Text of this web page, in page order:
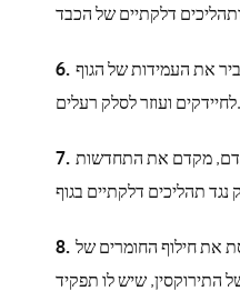
את העמידות של הגוף
לחיידקים ועוזר לסלק רעלים.
מקדם את התחדשות
את חילוף החומרים של
התירוקסין, שיש לו תפקיד